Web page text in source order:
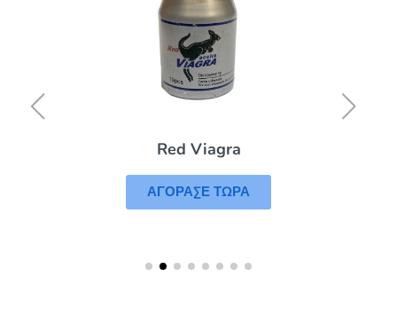
Red Viagra
ΑΓΟΡΑΣΕ ΤΩΡΑ